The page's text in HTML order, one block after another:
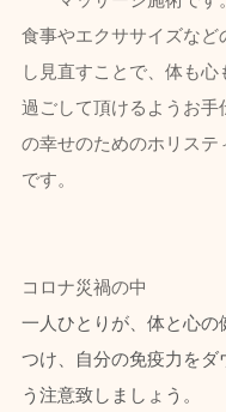
食事やエクササイズなど
し見直すことで、体も
過ごして頂けるようお手
の幸せのためのホリステ
です。
コロナ災禍の中
一人ひとりが、体と心の
つけ、自分の免疫力をダ
う注意致しましょう。